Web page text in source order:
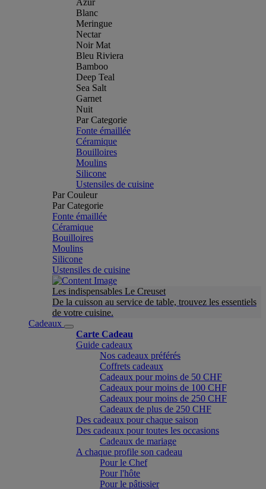
Azur
Blanc
Meringue
Nectar
Noir Mat
Bleu Riviera
Bamboo
Deep Teal
Sea Salt
Garnet
Nuit
Par Categorie
Fonte émaillée
Céramique
Bouilloires
Moulins
Silicone
Ustensiles de cuisine
Par Couleur
Par Categorie
Fonte émaillée
Céramique
Bouilloires
Moulins
Silicone
Ustensiles de cuisine
Les indispensables Le Creuset
De la cuisson au service de table, trouvez les essentiels
de votre cuisine.
Cadeaux
Carte Cadeau
Guide cadeaux
Nos cadeaux préférés
Coffrets cadeaux
Cadeaux pour moins de 50 CHF
Cadeaux pour moins de 100 CHF
Cadeaux pour moins de 250 CHF
Cadeaux de plus de 250 CHF
Des cadeaux pour chaque saison
Des cadeaux pour toutes les occasions
Cadeaux de mariage
A chaque profile son cadeau
Pour le Chef
Pour l'hôte
Pour le pâtissier